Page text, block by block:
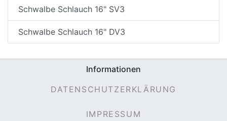
Schwalbe Schlauch 16" SV3
Schwalbe Schlauch 16" DV3
Informationen
DATENSCHUTZERKLÄRUNG
IMPRESSUM